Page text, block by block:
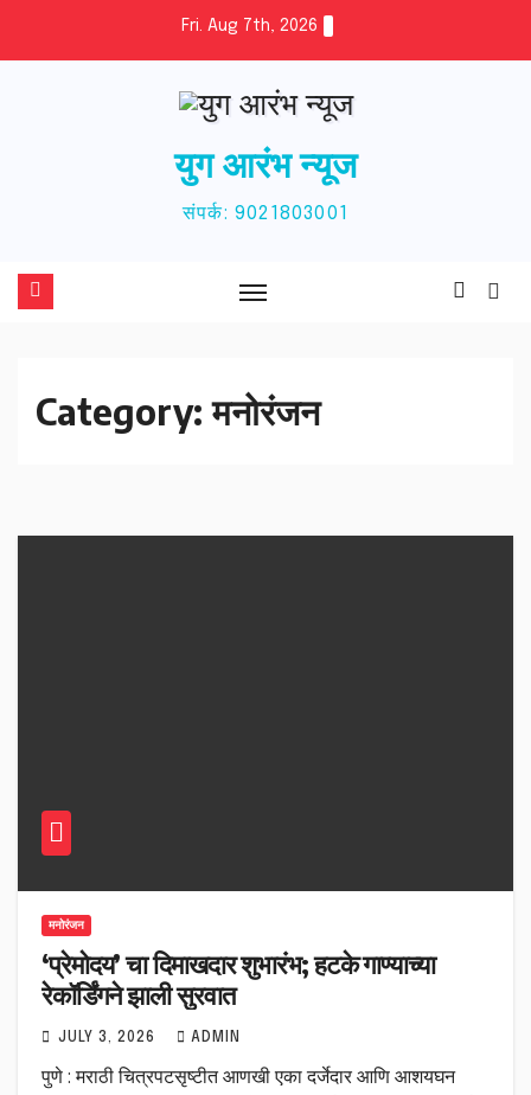
Fri. Aug 7th, 2026
युग आरंभ न्यूज
संपर्क: 9021803001
Category:मनोरंजन
मनोरंजन
‘प्रेमोदय’ चा दिमाखदार शुभारंभ; हटके गाण्याच्या
रेकॉर्डिंगने झाली सुरवात
JULY 3, 2026 ADMIN
पुणे : मराठी चित्रपटसृष्टीत आणखी एका दर्जेदार आणि आशयघन